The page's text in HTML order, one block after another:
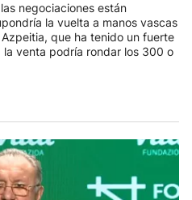
negociaciones están
la vuelta a manos vascas
que ha tenido un fuerte
la venta podría rondar los 300 o